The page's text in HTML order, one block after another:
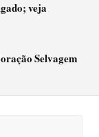
veja
Selvagem